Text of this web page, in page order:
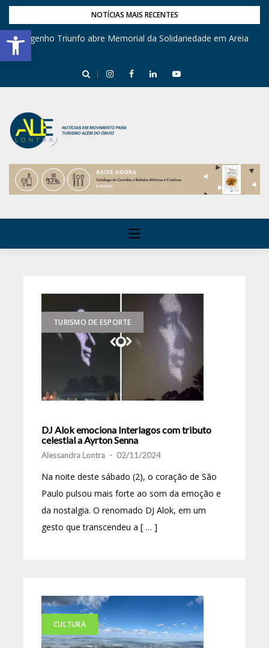
Barra de Ferramentas Aberta
NOTÍCIAS MAIS RECENTES
Engenho Triunfo abre Memorial da Solidariedade em Areia
TURISMO DE ESPORTE
DJ Alok emociona Interlagos com tributo
celestial a Ayrton Senna
Alessandra Lontra - 02/11/2024
Na noite deste sábado (2), o coração de São
Paulo pulsou mais forte ao som da emoção e
da nostalgia. O renomado DJ Alok, em um
gesto que transcendeu a [ … ]
CULTURA